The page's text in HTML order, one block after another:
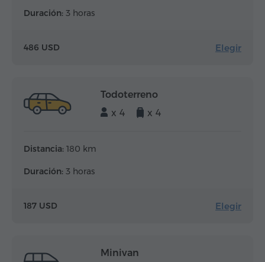
Duración: 3 horas
486 USD Elegir
Todoterreno
x 4
x 4
Distancia: 180 km
Duración: 3 horas
187 USD Elegir
Minivan